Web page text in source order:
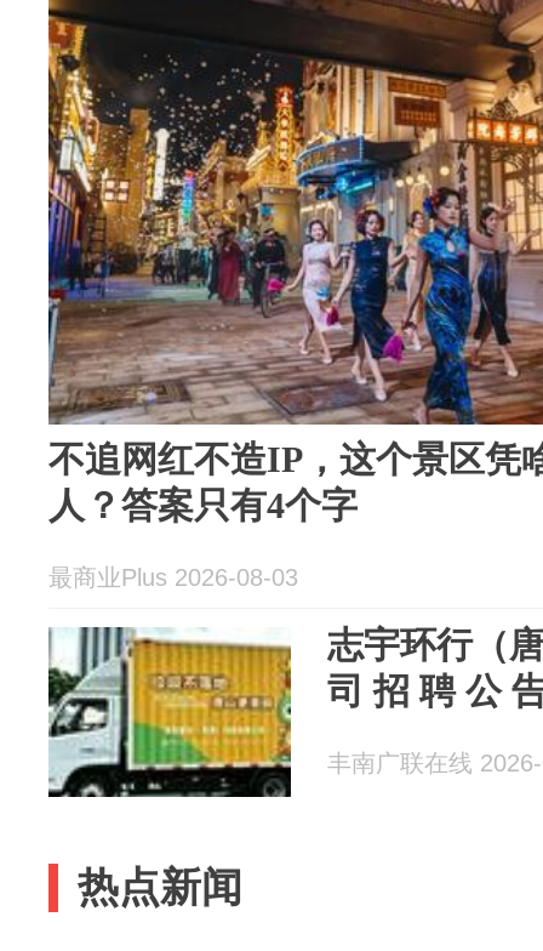
不追网红不造IP，这个景区凭
人？答案只有4个字
最商业Plus 2026-08-03
志宇环行（
司 招 聘 公
丰南广联在线
热点新闻